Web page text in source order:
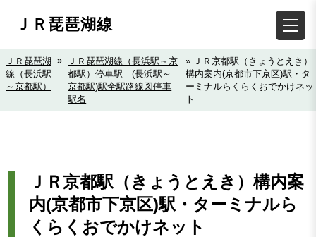
ＪＲ琵琶湖線
ＪＲ琵琶湖
線（長浜駅
～京都駅）
»
ＪＲ琵琶湖線（長浜駅～京
都駅）停車駅 (長浜駅～
京都駅)駅全駅路線図停車
駅名
» ＪＲ京都駅（きょうとえき）
構内案内(京都市下京区)駅・タ
ーミナルらくらくおでかけネッ
ト
ＪＲ京都駅（きょうとえき）構内案
内(京都市下京区)駅・ターミナルら
くらくおでかけネット